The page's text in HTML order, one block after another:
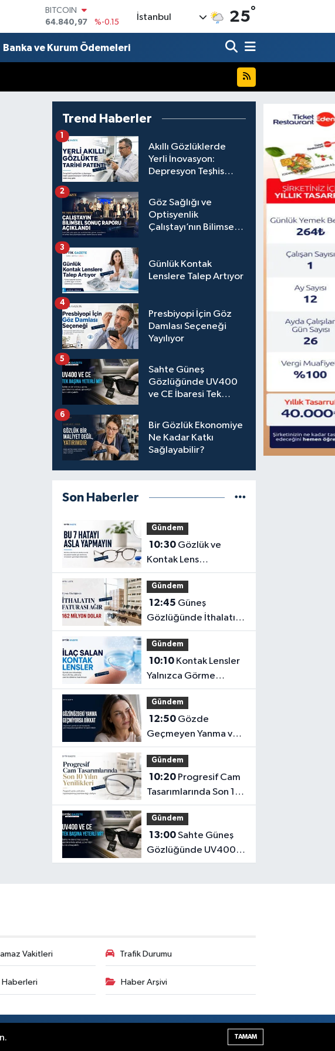
BITCOIN
64.840,97
%-0.15
DOLAR
47,7436
%0.18
64,4811
%0.38
6660.55
%0
BİST100
13.779
%-14
İstanbul 25°
Banka ve Kurum Ödemeleri
Trend Haberler
Akıllı Gözlüklerde
Yerli İnovasyon:
Depresyon Teşhis
Göz Sağlığı ve
Optisyenlik
Çalıştayı’nın Bilimsel
2
Günlük Kontak
Lenslere Talep Artıyor
3
Presbiyopi İçin Göz
Damlası Seçeneği
Yayılıyor
4
Sahte Güneş
Gözlüğünde UV400
ve CE İbaresi Tek
5
Bir Gözlük Ekonomiye
Ne Kadar Katkı
Sağlayabilir?
6
Son Haberler
Gündem
10:30
Kontak Lens
Kullanıcılarının En Sık
Yaptığı 7 Hata
Gündem
12:45
Gözlüğünde İthalatın
Ağır Faturası: 162
Milyon Dolar
Gündem
10:10
Yalnızca Görme
Düzeltme Aracı
Olmayabilir
Gündem
12:50
Geçmeyen Yanma ve
Işık Hassasiyeti Hafife
Alınmamalı
Gündem
10:20
Tasarımlarında Son 10
Yılın Yenilikleri
Gündem
13:00Sahte Güneş
Gözlüğünde UV400
ve CE İbaresi Tek
Vakitleri Trafik Durumu
Haberleri Haber Arşivi
TE Bilişim
TAMAM